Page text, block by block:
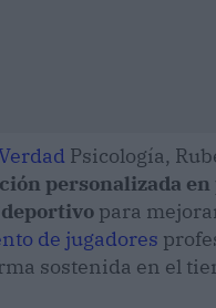
Psicología,
personalizada en
para
de jugadores
sostenida en el